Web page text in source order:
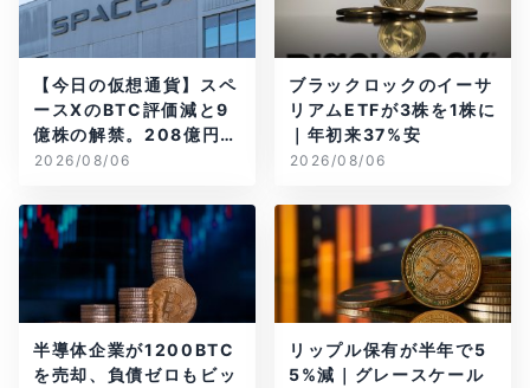
【今日の仮想通貨】スペ
ースXのBTC評価減と9
億株の解禁。208億円相
当のBTCが盗難
2026/08/06
ブラックロックのイーサ
リアムETFが3株を1株に
｜年初来37%安
2026/08/06
半導体企業が1200BTC
を売却、負債ゼロもビッ
リップル保有が半年で5
5%減｜グレースケール